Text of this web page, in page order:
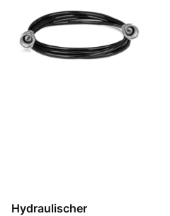
Hydraulischer